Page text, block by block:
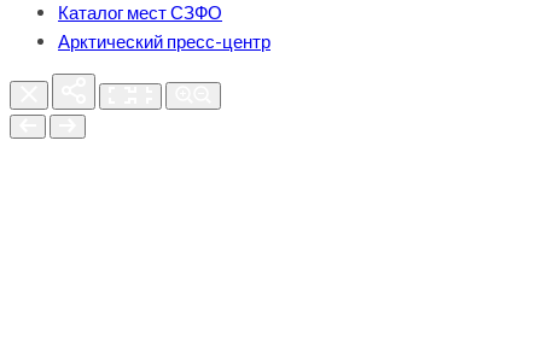
Каталог мест СЗФО
Арктический пресс-центр